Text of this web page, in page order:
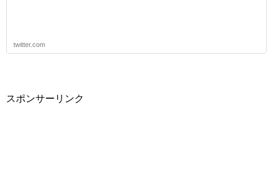
twitter.com
スポンサーリンク